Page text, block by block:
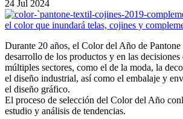
24 Jul 2024
el color que inundará telas, cojines y
Durante 20 años, el Color del Año de
desarrollo de los productos y en las decisiones
múltiples sectores, como el de la moda, la
el diseño industrial, así como el embalaje y
el diseño gráfico.
El proceso de selección del Color del Año
estudio y análisis de tendencias.